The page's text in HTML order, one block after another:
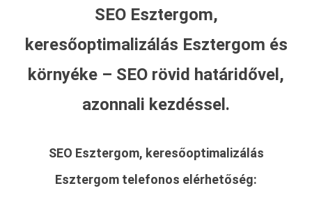
SEO Esztergom,
keresőoptimalizálás Esztergom és
környéke – SEO rövid határidővel,
azonnali kezdéssel.
SEO Esztergom, keresőoptimalizálás
Esztergom telefonos elérhetőség: